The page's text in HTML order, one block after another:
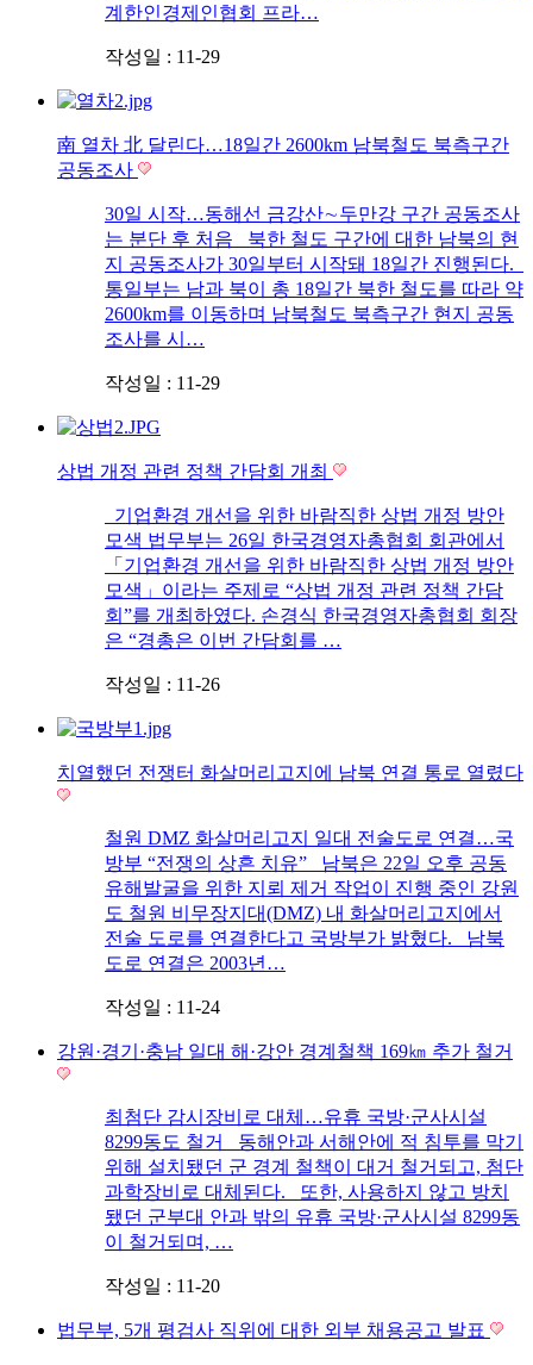
계한인경제인협회 프라…
작성일 : 11-29
南 열차 北 달린다…18일간 2600km 남북철도 북측구간
공동조사
30일 시작…동해선 금강산∼두만강 구간 공동조사
는 분단 후 처음 북한 철도 구간에 대한 남북의 현
지 공동조사가 30일부터 시작돼 18일간 진행된다.
통일부는 남과 북이 총 18일간 북한 철도를 따라 약
2600km를 이동하며 남북철도 북측구간 현지 공동
조사를 시…
작성일 : 11-29
상법 개정 관련 정책 간담회 개최
기업환경 개선을 위한 바람직한 상법 개정 방안
모색 법무부는 26일 한국경영자총협회 회관에서
「기업환경 개선을 위한 바람직한 상법 개정 방안
모색」이라는 주제로 “상법 개정 관련 정책 간담
회”를 개최하였다. 손경식 한국경영자총협회 회장
은 “경총은 이번 간담회를 …
작성일 : 11-26
치열했던 전쟁터 화살머리고지에 남북 연결 통로 열렸다
철원 DMZ 화살머리고지 일대 전술도로 연결…국
방부 “전쟁의 상흔 치유” 남북은 22일 오후 공동
유해발굴을 위한 지뢰 제거 작업이 진행 중인 강원
도 철원 비무장지대(DMZ) 내 화살머리고지에서
전술 도로를 연결한다고 국방부가 밝혔다. 남북
도로 연결은 2003년…
작성일 : 11-24
강원·경기·충남 일대 해·강안 경계철책 169㎞ 추가 철거
최첨단 감시장비로 대체…유휴 국방·군사시설
8299동도 철거 동해안과 서해안에 적 침투를 막기
위해 설치됐던 군 경계 철책이 대거 철거되고, 첨단
과학장비로 대체된다. 또한, 사용하지 않고 방치
됐던 군부대 안과 밖의 유휴 국방·군사시설 8299동
이 철거되며, …
작성일 : 11-20
법무부, 5개 평검사 직위에 대한 외부 채용공고 발표